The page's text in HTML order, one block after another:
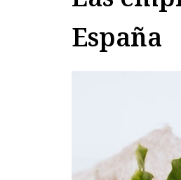
España